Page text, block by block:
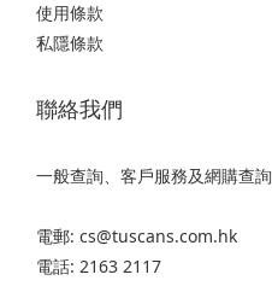
使用條款
私隱條款
聯絡我們
一般查詢、客戶服務及網購查詢
電郵: cs@tuscans.com.hk
電話: 2163 2117